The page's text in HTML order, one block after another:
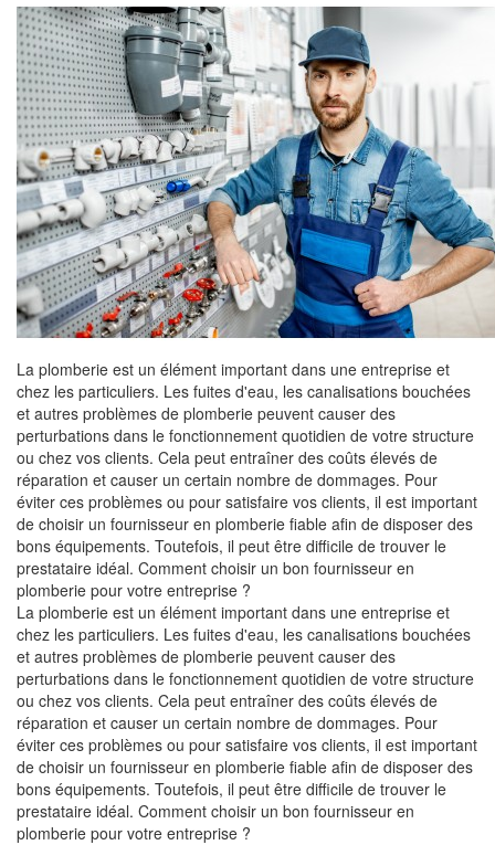
La plomberie est un élément important dans une entreprise et
chez les particuliers. Les fuites d'eau, les canalisations bouchées
et autres problèmes de plomberie peuvent causer des
perturbations dans le fonctionnement quotidien de votre structure
ou chez vos clients. Cela peut entraîner des coûts élevés de
réparation et causer un certain nombre de dommages. Pour
éviter ces problèmes ou pour satisfaire vos clients, il est important
de choisir un fournisseur en plomberie fiable afin de disposer des
bons équipements. Toutefois, il peut être difficile de trouver le
prestataire idéal. Comment choisir un bon fournisseur en
plomberie pour votre entreprise ?
La plomberie est un élément important dans une entreprise et
chez les particuliers. Les fuites d'eau, les canalisations bouchées
et autres problèmes de plomberie peuvent causer des
perturbations dans le fonctionnement quotidien de votre structure
ou chez vos clients. Cela peut entraîner des coûts élevés de
réparation et causer un certain nombre de dommages. Pour
éviter ces problèmes ou pour satisfaire vos clients, il est important
de choisir un fournisseur en plomberie fiable afin de disposer des
bons équipements. Toutefois, il peut être difficile de trouver le
prestataire idéal. Comment choisir un bon fournisseur en
plomberie pour votre entreprise ?